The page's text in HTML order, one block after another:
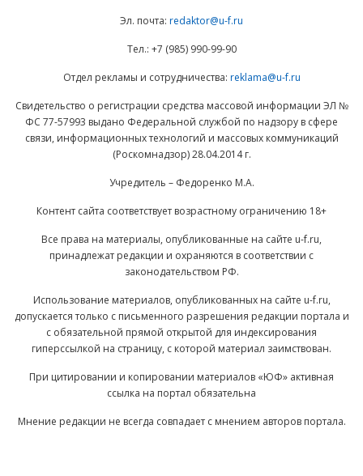
Эл. почта: redaktor@u-f.ru
Тел.: +7 (985) 990-99-90
Отдел рекламы и сотрудничества: reklama@u-f.ru
Свидетельство о регистрации средства массовой информации ЭЛ №
ФС 77-57993 выдано Федеральной службой по надзору в сфере
связи, информационных технологий и массовых коммуникаций
(Роскомнадзор) 28.04.2014 г.
Учредитель – Федоренко М.А.
Контент сайта соответствует возрастному ограничению 18+
Все права на материалы, опубликованные на сайте u-f.ru,
принадлежат редакции и охраняются в соответствии с
законодательством РФ.
Использование материалов, опубликованных на сайте u-f.ru,
допускается только с письменного разрешения редакции портала и
с обязательной прямой открытой для индексирования
гиперссылкой на страницу, с которой материал заимствован.
При цитировании и копировании материалов «ЮФ» активная
ссылка на портал обязательна
Мнение редакции не всегда совпадает с мнением авторов портала.